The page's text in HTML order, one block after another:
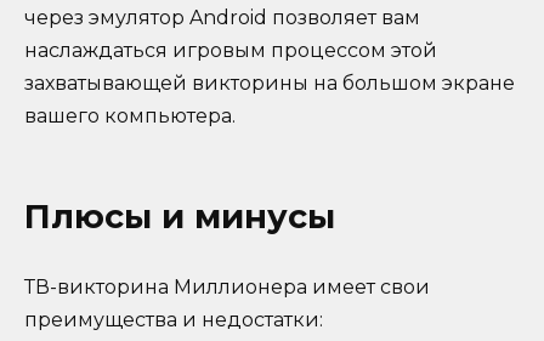
через эмулятор Android позволяет вам
наслаждаться игровым процессом этой
захватывающей викторины на большом экране
вашего компьютера.
Плюсы и минусы
ТВ-викторина Миллионера имеет свои
преимущества и недостатки: